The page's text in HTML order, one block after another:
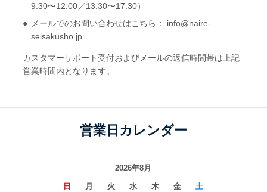
9:30〜12:00／13:30〜17:30）
メールでのお問い合わせはこちら： info@naire-
seisakusho.jp
カスタマーサポート受付およびメールの返信時間帯は上記
営業時間内となります。
営業日カレンダー
2026年8月
日 月 火 水 木 金 土